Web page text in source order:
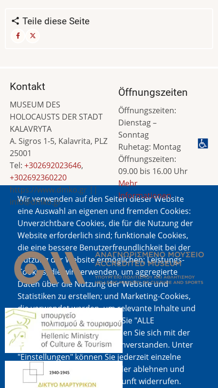
Teile diese Seite
Wir verwenden auf den Seiten dieser Website
eine Auswahl an eigenen und fremden Cookies:
Unverzichtbare Cookies, die für die Nutzung der
Website erforderlich sind; funktionale Cookies,
die eine bessere Benutzerfreundlichkeit bei der
Nutzung der Website ermöglichen; Leistungs-
Cookies, die wir verwenden, um aggregierte
Daten über die Nutzung der Website und
Statistiken zu erstellen; und Marketing-Cookies,
die verwendet werden, um relevante Inhalte und
Werbung anzuzeigen. Wenn Sie "ALLE
AKZEPTIEREN" wählen, erklären Sie sich mit der
Verwendung aller Cookies einverstanden. Unter
"Einstellungen" können Sie jederzeit einzelne
Cookie-Typen akzeptieren oder ablehnen und
Ihre Zustimmung für die Zukunft widerrufen.
Kontakt
MUSEUM DES
HOLOCAUSTS DER STADT
KALAVRYTA
A. Sigros 1-5, Kalavrita, PLZ
25001
Tel: +302692023646,
+302692360220
https://www.dmko.gr ||
info@dmko.gr
Öffnungszeiten
Öffnungszeiten:
Dienstag –
Sonntag
Ruhetag: Montag
Öffnungszeiten:
09.00 bis 16.00 Uhr
Mehr
Informationen
Bild
Bild